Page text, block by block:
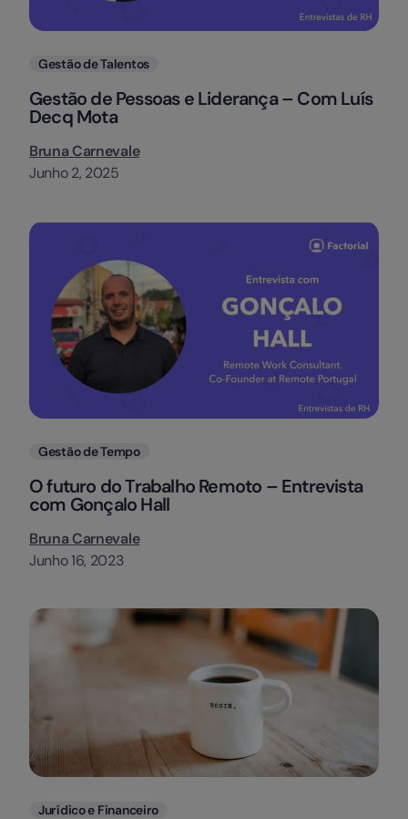
Categorias
Gestão de Talentos
Gestão de Pessoas e Liderança – Com Luís
Decq Mota
Bruna Carnevale
Junho 2, 2025
Categorias
Gestão de Tempo
O futuro do Trabalho Remoto – Entrevista
com Gonçalo Hall
Bruna Carnevale
Junho 16, 2023
Categorias
Jurídico e Financeiro